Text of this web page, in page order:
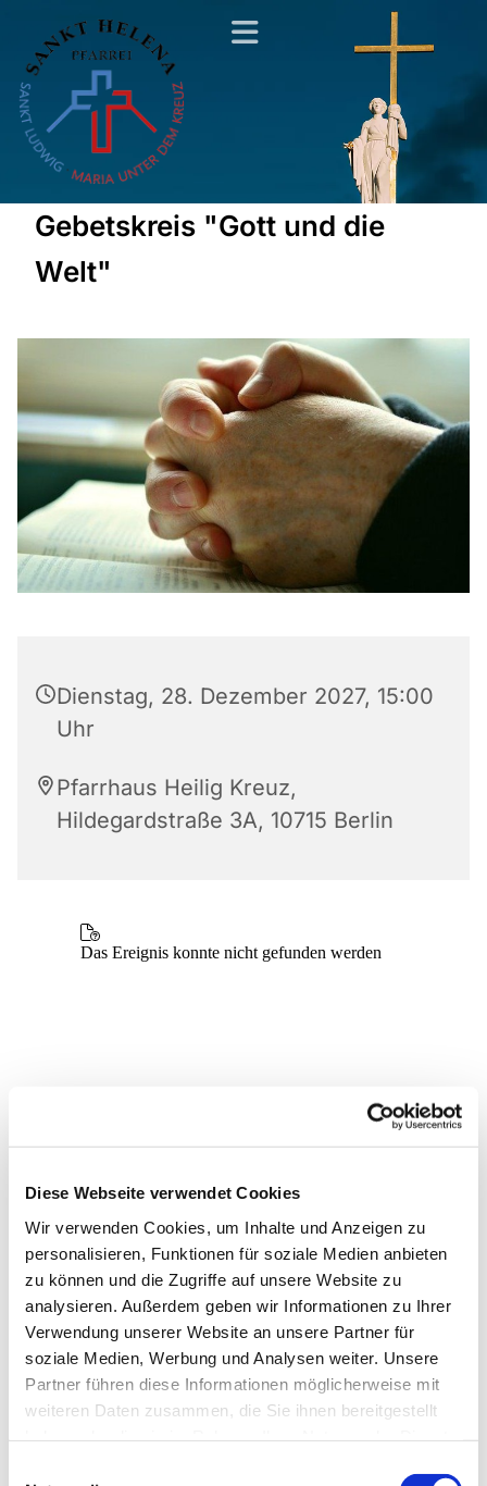
Diese Webseite verwendet Cookies
Wir verwenden Cookies, um Inhalte und Anzeigen zu
personalisieren, Funktionen für soziale Medien anbieten
zu können und die Zugriffe auf unsere Website zu
analysieren. Außerdem geben wir Informationen zu Ihrer
Verwendung unserer Website an unsere Partner für
soziale Medien, Werbung und Analysen weiter. Unsere
Partner führen diese Informationen möglicherweise mit
weiteren Daten zusammen, die Sie ihnen bereitgestellt
Gebetskreis "Gott und die
Welt"
Dienstag, 28. Dezember 2027, 15:00
Uhr
Pfarrhaus Heilig Kreuz,
Hildegardstraße 3A, 10715 Berlin
Dies könnte Sie auch
interessieren